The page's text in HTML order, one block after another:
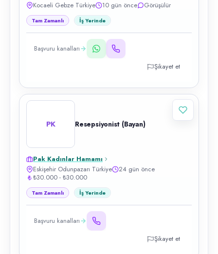
Kocaeli Gebze Türkiye
10 gün önce Görüşülür
Tam Zamanlı İş Yerinde
Başvuru kanalları
Şikayet et
PK Resepsiyonist (Bayan)
Pak Kadınlar Hamamı
Eskişehir Odunpazarı Türkiye
24 gün önce
₺30.000 - ₺30.000
Tam Zamanlı İş Yerinde
Başvuru kanalları
Şikayet et